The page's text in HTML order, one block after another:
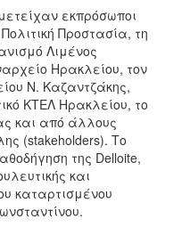
εκπρόσωποι
Προστασία, τη
Λιμένος
Ηρακλείου, τον
Ν. Καζαντζάκης,
ΚΤΕΛ Ηρακλείου, το
και από άλλους
(stakeholders). Το
της Delloite,
και
καταρτισμένου